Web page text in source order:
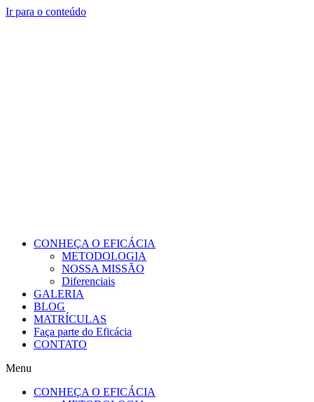
Ir para o conteúdo
CONHEÇA O EFICÁCIA
METODOLOGIA
NOSSA MISSÃO
Diferenciais
GALERIA
BLOG
MATRÍCULAS
Faça parte do Eficácia
CONTATO
Menu
CONHEÇA O EFICÁCIA